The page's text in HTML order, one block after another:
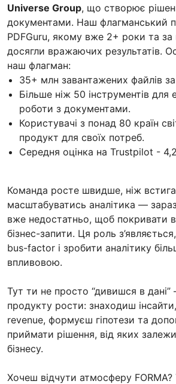
Universe Group, що створює
документами. Наш флагманський
PDFGuru, якому вже 2+ роки та за
досягли вражаючих результатів.
наш флагман:
35+ млн завантажених файлів
Більше ніж 50 інструментів для
роботи з документами.
Користувачі з понад 80 країн
продукт для своїх потреб.
Середня оцінка на Trustpilot -
Команда росте швидше, ніж
масштабуватись аналітика —
вже недостатньо, щоб покривати
бізнес-запити. Ця роль
bus-factor і зробити аналітику
впливовою.
Тут ти не просто “дивишся в
продукту рости: знаходиш
revenue, формуєш гіпотези та
приймати рішення, від яких
бізнесу.
Хочеш відчути атмосферу FORMA?